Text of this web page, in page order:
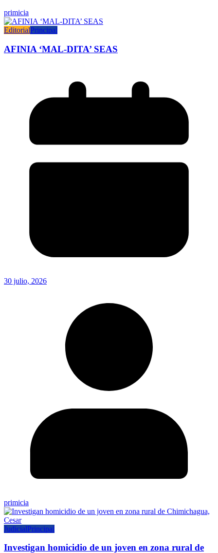
primicia
EditorialPrincipal
AFINIA ‘MAL-DITA’ SEAS
30 julio, 2026
primicia
JudicialPrincipal
Investigan homicidio de un joven en zona rural de